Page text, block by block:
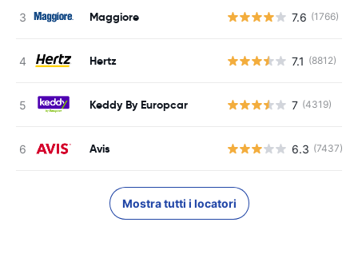
Maggiore 7.6 (1766)
Hertz 7.1 (8812)
Keddy By Europcar 7 (4319)
Avis 6.3 (7437)
Mostra tutti i locatori